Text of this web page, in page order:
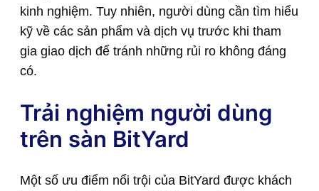
kinh nghiệm. Tuy nhiên, người dùng cần tìm hiểu
kỹ về các sản phẩm và dịch vụ trước khi tham
gia giao dịch để tránh những rủi ro không đáng
có.
Trải nghiệm người dùng
trên sàn BitYard
Một số ưu điểm nổi trội của BitYard được khách